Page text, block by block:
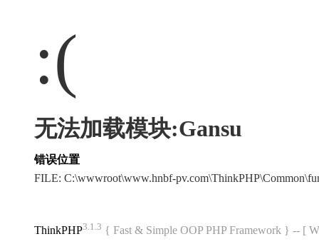
:(
无法加载模块:Gansu
错误位置
FILE: C:\wwwroot\www.hnbf-
ThinkPHP3.1.3 { Fast & Simple OOP PHP Framework } -- [